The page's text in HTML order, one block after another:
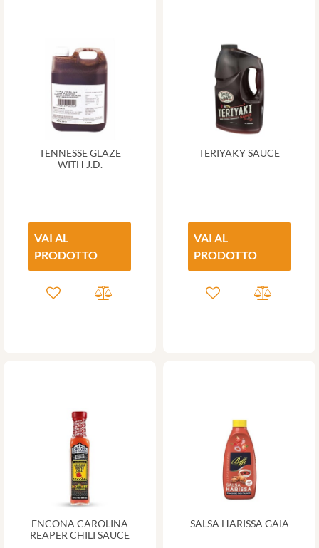
TENNESSE GLAZE
WITH J.D.
VAI AL
PRODOTTO
TERIYAKY SAUCE
VAI AL
PRODOTTO
ENCONA CAROLINA
REAPER CHILI SAUCE
SALSA HARISSA GAIA